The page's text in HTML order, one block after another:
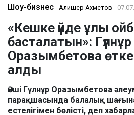
ОҚИҒА
News
Шоу-бизнес Алишер Ахметов
«Кешке үйде ұлы
басталатын»: Гүлнұр
Оразымбетова
алды
Әнші Гүлнұр Оразымбетова
парақшасында балалық
естелігімен бөлісті, деп